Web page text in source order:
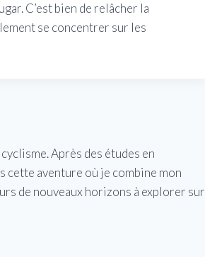
C’est bien de relâcher la
se concentrer sur les
Après des études en
cette aventure où je combine mon
de nouveaux horizons à explorer sur